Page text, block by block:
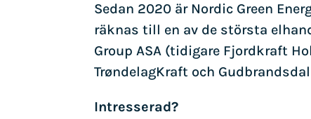
Sedan 2020 är Nordic Green
räknas till en av de största
Group ASA (tidigare Fjordkraft
TrøndelagKraft och
Intresserad?